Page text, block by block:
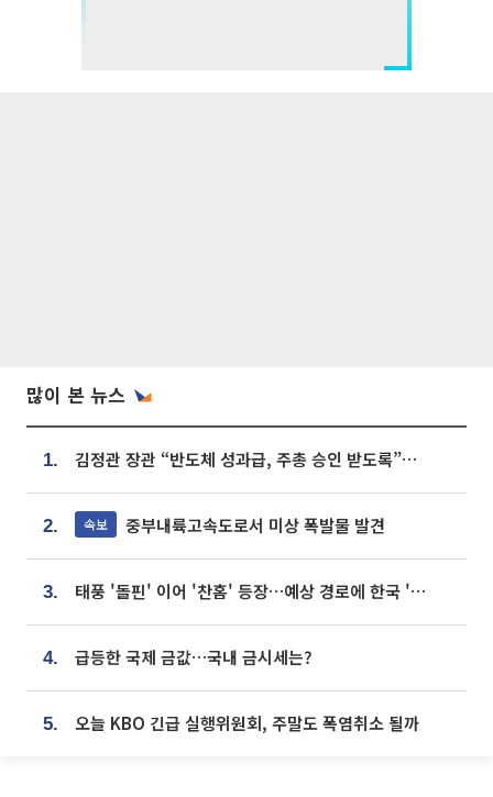
많이 본 뉴스
1. 김정관 장관 “반도체 성과급, 주총 승인 받도록”…상법·자본시장법 개정 시사
2. 속보 중부내륙고속도로서 미상 폭발물 발견
3. 태풍 '돌핀' 이어 '찬홈' 등장…예상 경로에 한국 '한숨'
4. 급등한 국제 금값…국내 금시세는?
5. 오늘 KBO 긴급 실행위원회, 주말도 폭염취소 될까